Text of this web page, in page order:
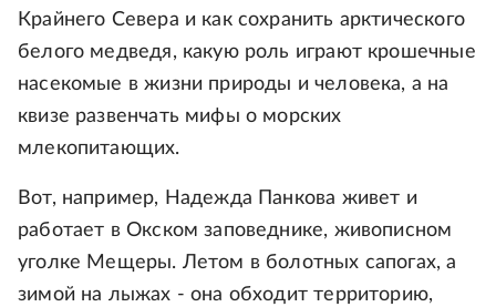
Крайнего Севера и как сохранить арктического
белого медведя, какую роль играют крошечные
насекомые в жизни природы и человека, а на
квизе развенчать мифы о морских
млекопитающих.
Вот, например, Надежда Панкова живет и
работает в Окском заповеднике, живописном
уголке Мещеры. Летом в болотных сапогах, а
зимой на лыжах - она обходит территорию,